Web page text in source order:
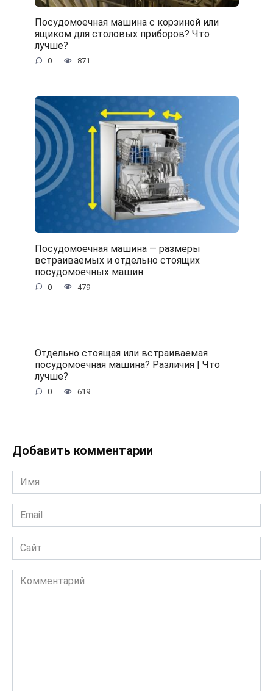
Посудомоечная машина с корзиной или
ящиком для столовых приборов? Что
лучше?
0 871
Посудомоечная машина — размеры
встраиваемых и отдельно стоящих
посудомоечных машин
0 479
Отдельно стоящая или встраиваемая
посудомоечная машина? Различия | Что
лучше?
0 619
Добавить комментарии
Имя
*
Email
*
Сайт
Комментарий